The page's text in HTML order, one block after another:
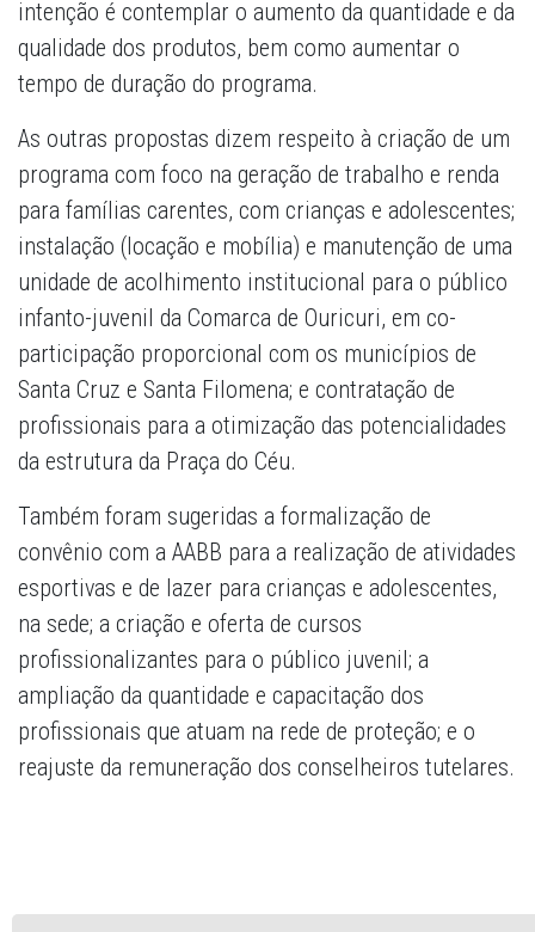
intenção é contemplar o aumento da quantidade e da
qualidade dos produtos, bem como aumentar o
tempo de duração do programa.
As outras propostas dizem respeito à criação de um
programa com foco na geração de trabalho e renda
para famílias carentes, com crianças e adolescentes;
instalação (locação e mobília) e manutenção de uma
unidade de acolhimento institucional para o público
infanto-juvenil da Comarca de Ouricuri, em co-
participação proporcional com os municípios de
Santa Cruz e Santa Filomena; e contratação de
profissionais para a otimização das potencialidades
da estrutura da Praça do Céu.
Também foram sugeridas a formalização de
convênio com a AABB para a realização de atividades
esportivas e de lazer para crianças e adolescentes,
na sede; a criação e oferta de cursos
profissionalizantes para o público juvenil; a
ampliação da quantidade e capacitação dos
profissionais que atuam na rede de proteção; e o
reajuste da remuneração dos conselheiros tutelares.